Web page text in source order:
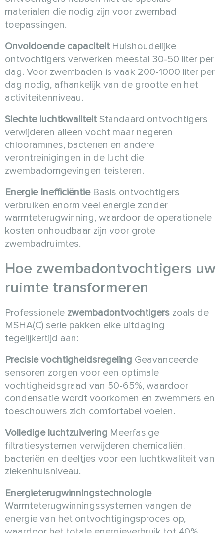
materialen die nodig zijn voor zwembad
toepassingen.
Onvoldoende capaciteit Huishoudelijke
ontvochtigers verwerken meestal 30-50 liter per
dag. Voor zwembaden is vaak 200-1000 liter per
dag nodig, afhankelijk van de grootte en het
activiteitenniveau.
Slechte luchtkwaliteit Standaard ontvochtigers
verwijderen alleen vocht maar negeren
chlooramines, bacteriën en andere
verontreinigingen in de lucht die
zwembadomgevingen teisteren.
Energie InefficiëntieBasis ontvochtigers
verbruiken enorm veel energie zonder
warmteterugwinning, waardoor de operationele
kosten onhoudbaar zijn voor grote
zwembadruimtes.
Hoe zwembadontvochtigers uw
ruimte transformeren
Professionele zwembadontvochtigers zoals de
MSHA(C) serie pakken elke uitdaging
tegelijkertijd aan:
Precisie vochtigheidsregeling Geavanceerde
sensoren zorgen voor een optimale
vochtigheidsgraad van 50-65%, waardoor
condensatie wordt voorkomen en zwemmers en
toeschouwers zich comfortabel voelen.
Volledige luchtzuivering Meerfasige
filtratiesystemen verwijderen chemicaliën,
bacteriën en deeltjes voor een luchtkwaliteit van
ziekenhuisniveau.
Energieterugwinningstechnologie
Warmteterugwinningssystemen vangen de
energie van het ontvochtigingsproces op,